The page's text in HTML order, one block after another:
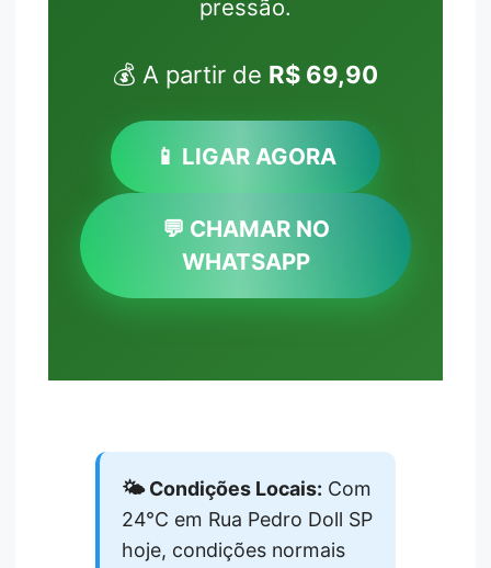
pressão.
💰 A partir de R$ 69,90
📱 LIGAR AGORA
💬 CHAMAR NO
WHATSAPP
🌤️ Condições Locais: Com
24°C em Rua Pedro Doll SP
hoje, condições normais